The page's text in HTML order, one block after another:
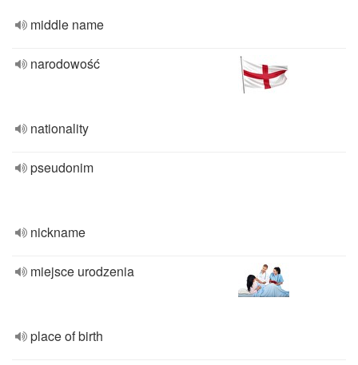
middle name
narodowość
nationality
pseudonim
nickname
miejsce urodzenia
place of birth